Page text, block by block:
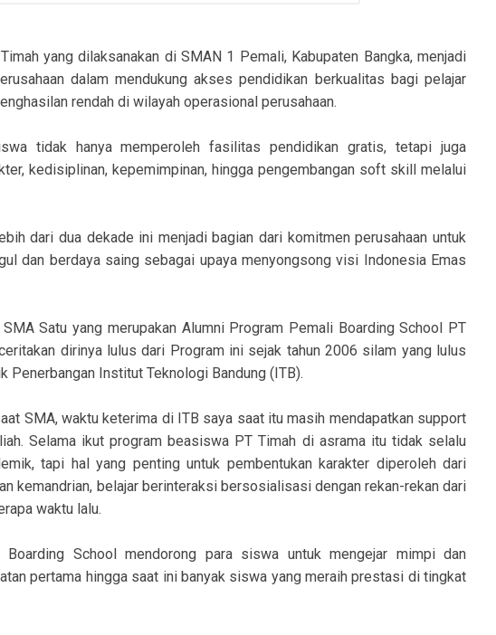
yang dilaksanakan di SMAN 1 Pemali, Kabupaten Bangka, menjadi
dalam mendukung akses pendidikan berkualitas bagi pelajar
rendah di wilayah operasional perusahaan.
tidak hanya memperoleh fasilitas pendidikan gratis, tetapi juga
kedisiplinan, kepemimpinan, hingga pengembangan soft skill melalui
dari dua dekade ini menjadi bagian dari komitmen perusahaan untuk
dan berdaya saing sebagai upaya menyongsong visi Indonesia Emas
Satu yang merupakan Alumni Program Pemali Boarding School PT
dirinya lulus dari Program ini sejak tahun 2006 silam yang lulus
Penerbangan Institut Teknologi Bandung (ITB).
SMA, waktu keterima di ITB saya saat itu masih mendapatkan support
Selama ikut program beasiswa PT Timah di asrama itu tidak selalu
tapi hal yang penting untuk pembentukan karakter diperoleh dari
kemandrian, belajar berinteraksi bersosialisasi dengan rekan-rekan dari
waktu lalu.
Boarding School mendorong para siswa untuk mengejar mimpi dan
pertama hingga saat ini banyak siswa yang meraih prestasi di tingkat